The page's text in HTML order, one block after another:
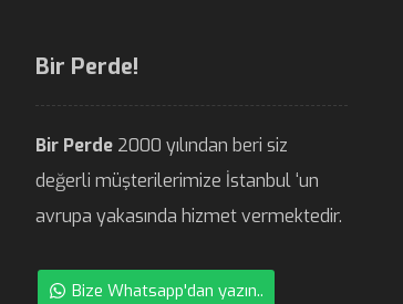
Bir Perde!
Bir Perde 2000 yılından beri siz
değerli müşterilerimize İstanbul ‘un
avrupa yakasında hizmet vermektedir.
Bize Whatsapp'dan yazın..